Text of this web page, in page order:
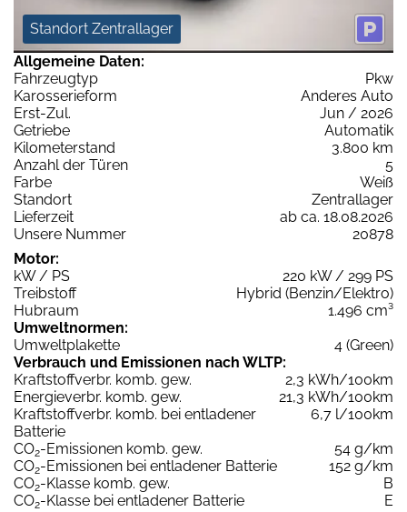
Standort Zentrallager
Allgemeine Daten:
Fahrzeugtyp
Pkw
Karosserieform
Anderes Auto
Erst-Zul.
Jun / 2026
Getriebe
Automatik
Kilometerstand
3.800 km
Anzahl der Türen
5
Farbe
Weiß
Standort
Zentrallager
Lieferzeit
ab ca. 18.08.2026
Unsere Nummer
20878
Motor:
kW / PS
220 kW / 299 PS
Treibstoff
Hybrid (Benzin/Elektro)
Hubraum
1.496 cm³
Umweltnormen:
Umweltplakette
4 (Green)
Verbrauch und Emissionen nach WLTP:
Kraftstoffverbr. komb. gew.
2,3 kWh/100km
Energieverbr. komb. gew.
21,3 kWh/100km
Kraftstoffverbr. komb. bei entladener
Batterie
6,7 l/100km
CO2-Emissionen komb. gew.
54 g/km
CO2-Emissionen bei entladener Batterie
152 g/km
CO2-Klasse komb. gew.
B
CO2-Klasse bei entladener Batterie
E